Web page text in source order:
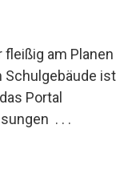
fleißig am Planen
Schulgebäude ist
Portal
. . .